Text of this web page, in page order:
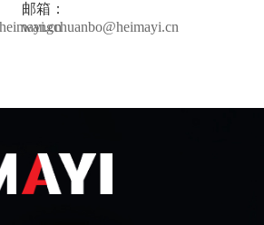
邮箱 ：
wangchuanbo@heimayi.cn